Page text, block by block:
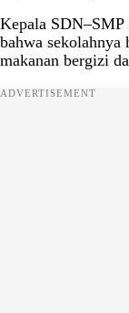
Kepala SDN–SMP
bahwa
makanan bergizi
ADVERTISEMENT